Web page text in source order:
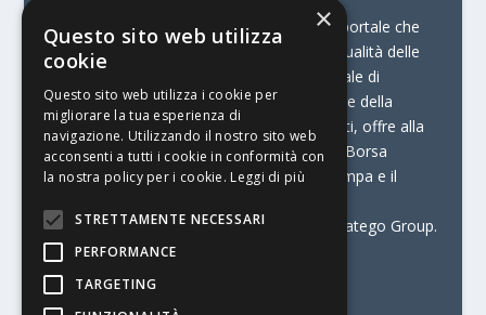
© Stratego Group –
stampamedia.net è il portale che
racconta le innovazioni tecnologiche e l’attualità delle
aziende di stampa e di converting. È il portale di
riferimento per chi opera in Italia nel settore della
comunicazione stampata. Oltre ai contenuti, offre alla
propria community diversi servizi come:
la Borsa
Lavoro, la Print Connection, i Big della Stampa e il
Stampamedia.net è una delle testate di Stratego Group.
Partita IVA07921450156
×
Questo sito web utilizza
cookie
Questo sito web utilizza i cookie per
migliorare la tua esperienza di
navigazione. Utilizzando il nostro sito web
acconsenti a tutti i cookie in conformità con
la nostra policy per i cookie. Leggi di più
STRETTAMENTE NECESSARI
PERFORMANCE
TARGETING